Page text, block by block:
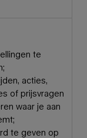
te
acties,
of prijsvragen
waar je aan
te geven op